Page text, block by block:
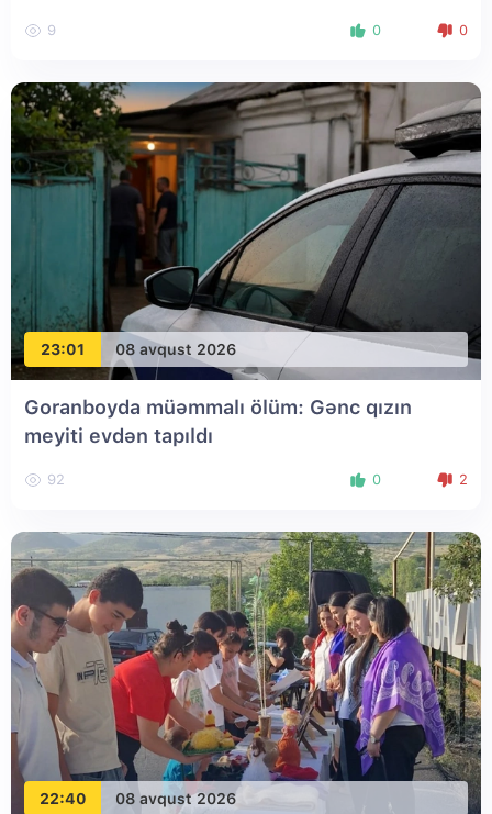
9 0 0
23:01 08 avqust 2026
Goranboyda müəmmalı ölüm: Gənc qızın
meyiti evdən tapıldı
92 0 2
22:40 08 avqust 2026